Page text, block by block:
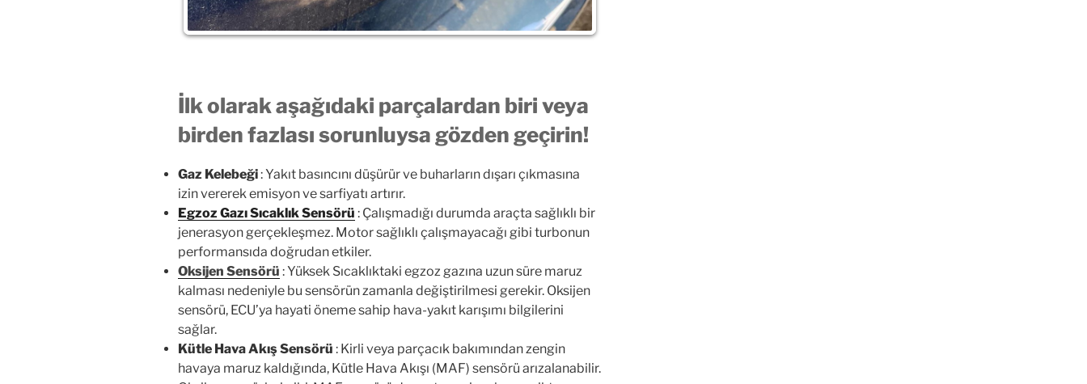
İlk olarak aşağıdaki parçalardan biri veya
birden fazlası sorunluysa gözden geçirin!